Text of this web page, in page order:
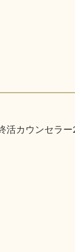
カウンセラ